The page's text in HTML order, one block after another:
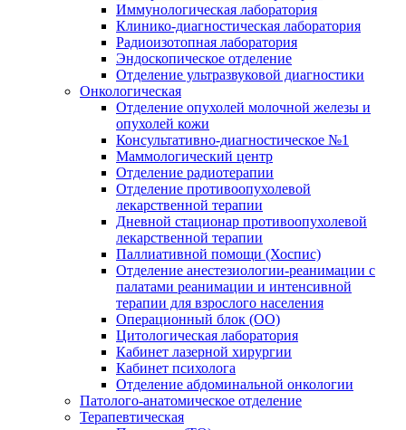
Иммунологическая лаборатория
Клинико-диагностическая лаборатория
Радиоизотопная лаборатория
Эндоскопическое отделение
Отделение ультразвуковой диагностики
Онкологическая
Отделение опухолей молочной железы и
опухолей кожи
Консультативно-диагностическое №1
Маммологический центр
Отделение радиотерапии
Отделение противоопухолевой
лекарственной терапии
Дневной стационар противоопухолевой
лекарственной терапии
Паллиативной помощи (Хоспис)
Отделение анестезиологии-реанимации с
палатами реанимации и интенсивной
терапии для взрослого населения
Операционный блок (ОО)
Цитологическая лаборатория
Кабинет лазерной хирургии
Кабинет психолога
Отделение абдоминальной онкологии
Патолого-анатомическое отделение
Терапевтическая